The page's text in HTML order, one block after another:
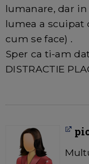
lumanare, dar in
lumea a scuipat
cum se face) .
Sper ca ti-am
DISTRACTIE